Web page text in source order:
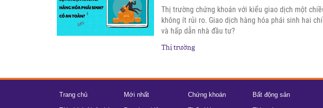
Thị trường chứng khoán với kiểu giao dịch một
không ít rủi ro. Giao dịch hàng hóa phái sinh hai
và hấp dẫn nhà đầu tư?
Thị trường
Trang chủ Mới nhất Chứng khoán Bất động sản